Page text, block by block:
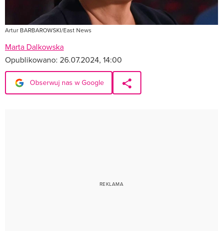
Artur BARBAROWSKI/East News
Marta Dalkowska
Opublikowano: 26.07.2024, 14:00
Obserwuj nas w Google